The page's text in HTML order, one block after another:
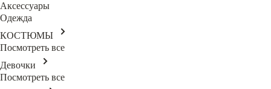
Аксессуары
Одежда
КОСТЮМЫ
Посмотреть все
Девочки
Посмотреть все